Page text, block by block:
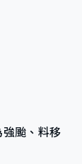
強颱、料移